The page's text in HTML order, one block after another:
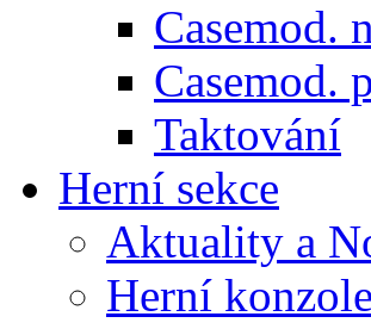
Casemod.
Casemod.
Taktování
Herní sekce
Aktuality a
Herní konzole